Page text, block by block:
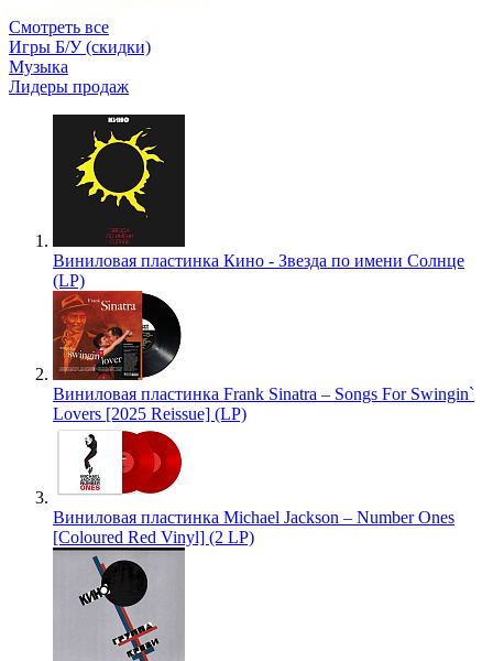
Смотреть все
Игры Б/У (скидки)
Музыка
Лидеры продаж
Виниловая пластинка Кино - Звезда по имени Солнце
(LP)
Виниловая пластинка Frank Sinatra – Songs For Swingin`
Lovers [2025 Reissue] (LP)
Виниловая пластинка Michael Jackson – Number Ones
[Coloured Red Vinyl] (2 LP)